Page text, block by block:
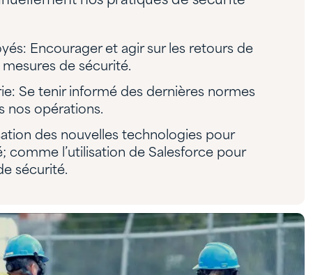
Encourager et agir sur les retours de
de sécurité.
Se tenir informé des dernières normes
nos opérations.
des nouvelles technologies pour
comme l’utilisation de Salesforce pour
sécurité.